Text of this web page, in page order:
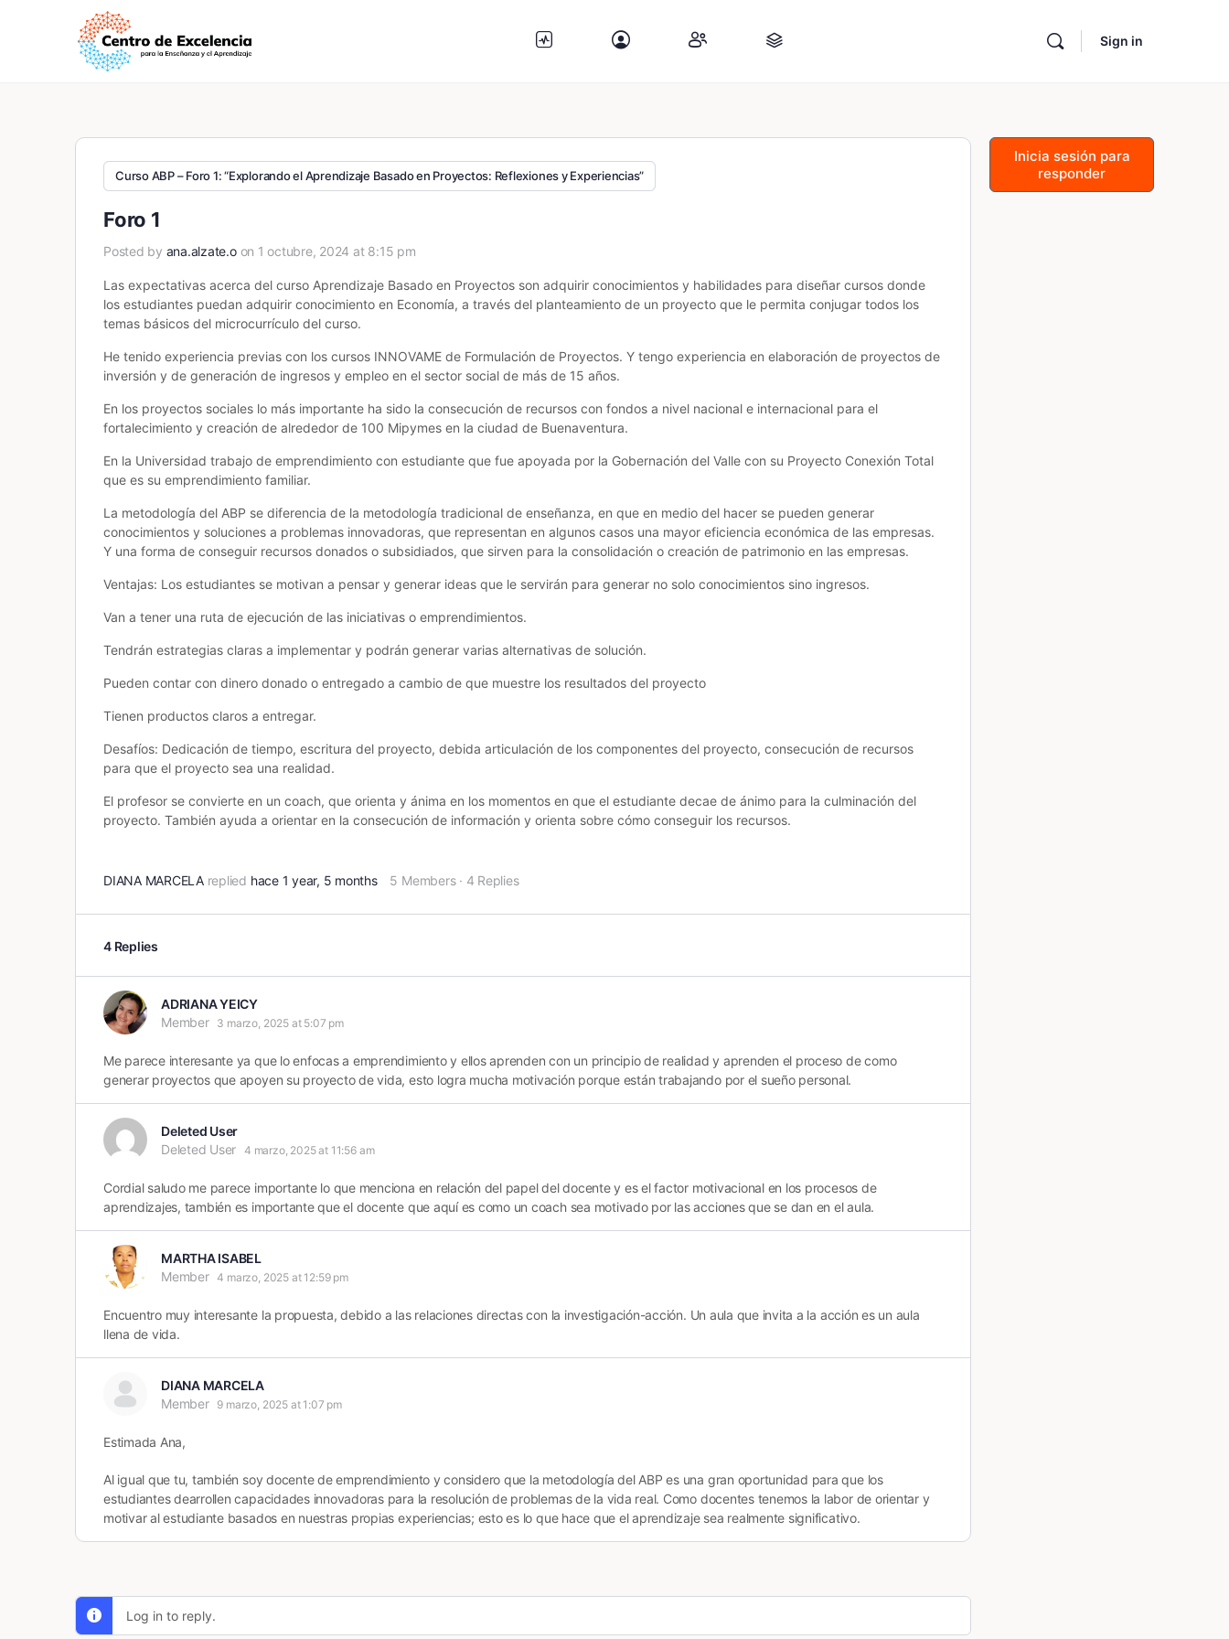
Sign in
Curso ABP – Foro 1: “Explorando el Aprendizaje Basado en Proyectos: Reflexiones y Experiencias”
Foro 1
Posted by ana.alzate.o on 1 octubre, 2024 at 8:15 pm
Las expectativas acerca del curso Aprendizaje Basado en Proyectos son adquirir conocimientos y habilidades para diseñar cursos donde
los estudiantes puedan adquirir conocimiento en Economía, a través del planteamiento de un proyecto que le permita conjugar todos los
temas básicos del microcurrículo del curso.
He tenido experiencia previas con los cursos INNOVAME de Formulación de Proyectos. Y tengo experiencia en elaboración de proyectos de
inversión y de generación de ingresos y empleo en el sector social de más de 15 años.
En los proyectos sociales lo más importante ha sido la consecución de recursos con fondos a nivel nacional e internacional para el
fortalecimiento y creación de alrededor de 100 Mipymes en la ciudad de Buenaventura.
En la Universidad trabajo de emprendimiento con estudiante que fue apoyada por la Gobernación del Valle con su Proyecto Conexión Total
que es su emprendimiento familiar.
La metodología del ABP se diferencia de la metodología tradicional de enseñanza, en que en medio del hacer se pueden generar
conocimientos y soluciones a problemas innovadoras, que representan en algunos casos una mayor eficiencia económica de las empresas.
Y una forma de conseguir recursos donados o subsidiados, que sirven para la consolidación o creación de patrimonio en las empresas.
Ventajas: Los estudiantes se motivan a pensar y generar ideas que le servirán para generar no solo conocimientos sino ingresos.
Van a tener una ruta de ejecución de las iniciativas o emprendimientos.
Tendrán estrategias claras a implementar y podrán generar varias alternativas de solución.
Pueden contar con dinero donado o entregado a cambio de que muestre los resultados del proyecto
Tienen productos claros a entregar.
Desafíos: Dedicación de tiempo, escritura del proyecto, debida articulación de los componentes del proyecto, consecución de recursos
para que el proyecto sea una realidad.
El profesor se convierte en un coach, que orienta y ánima en los momentos en que el estudiante decae de ánimo para la culminación del
proyecto. También ayuda a orientar en la consecución de información y orienta sobre cómo conseguir los recursos.
DIANA MARCELA replied hace 1 year, 5 months 5 Members · 4 Replies
4 Replies
ADRIANA YEICY
Member
3 marzo, 2025 at 5:07 pm
Me parece interesante ya que lo enfocas a emprendimiento y ellos aprenden con un principio de realidad y aprenden el proceso de como
generar proyectos que apoyen su proyecto de vida, esto logra mucha motivación porque están trabajando por el sueño personal.
Deleted User
Deleted User 4 marzo, 2025 at 11:56 am
Cordial saludo me parece importante lo que menciona en relación del papel del docente y es el factor motivacional en los procesos de
aprendizajes, también es importante que el docente que aquí es como un coach sea motivado por las acciones que se dan en el aula.
MARTHA ISABEL
Member 4 marzo, 2025 at 12:59 pm
Encuentro muy interesante la propuesta, debido a las relaciones directas con la investigación-acción. Un aula que invita a la acción es un aula
llena de vida.
DIANA MARCELA
Member
9 marzo, 2025 at 1:07 pm
Estimada Ana,
Al igual que tu, también soy docente de emprendimiento y considero que la metodología del ABP es una gran oportunidad para que los
estudiantes dearrollen capacidades innovadoras para la resolución de problemas de la vida real. Como docentes tenemos la labor de orientar y
motivar al estudiante basados en nuestras propias experiencias; esto es lo que hace que el aprendizaje sea realmente significativo.
Log in to reply.
Inicia sesión para
responder